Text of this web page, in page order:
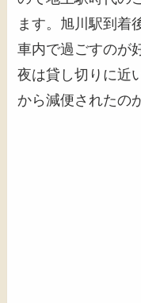
ます。旭川駅到着
車内で過ごすのが
夜は貸し切りに近
から減便されたの